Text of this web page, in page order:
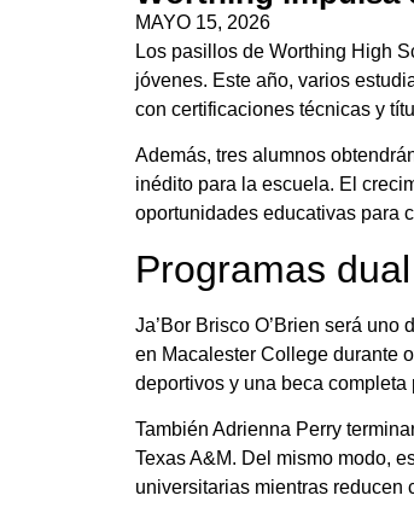
MAYO 15, 2026
Los pasillos de Worthing High
jóvenes. Este año, varios
con certificaciones técnicas y
Además, tres alumnos
inédito para la escuela. El
oportunidades educativas para
Programas
Ja’Bor Brisco O’Brien será
en Macalester College durante
deportivos y una beca
También Adrienna Perry
Texas A&M. Del mismo modo,
universitarias mientras reducen